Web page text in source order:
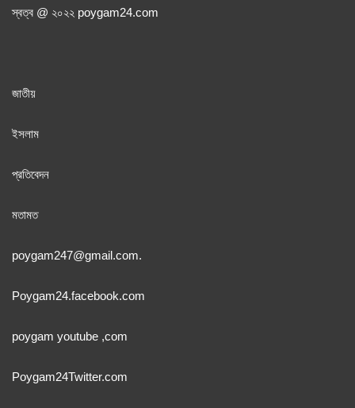
স্বত্ব @ ২০২২ poygam24.com
জাতীয়
ইসলাম
প্রতিবেদন
মতামত
poygam247@gmail.com.
Poygam24.facebook.com
poygam youtube ,com
Poygam24Twitter.com